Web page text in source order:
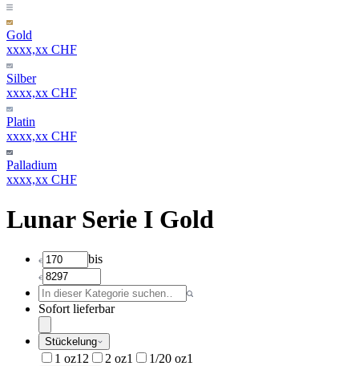
Gold
xxxx,xx CHF
Silber
xxxx,xx CHF
Platin
xxxx,xx CHF
Palladium
xxxx,xx CHF
Lunar Serie I Gold
bis
Sofort lieferbar
Stückelung
1 oz12 2 oz1 1/20 oz1